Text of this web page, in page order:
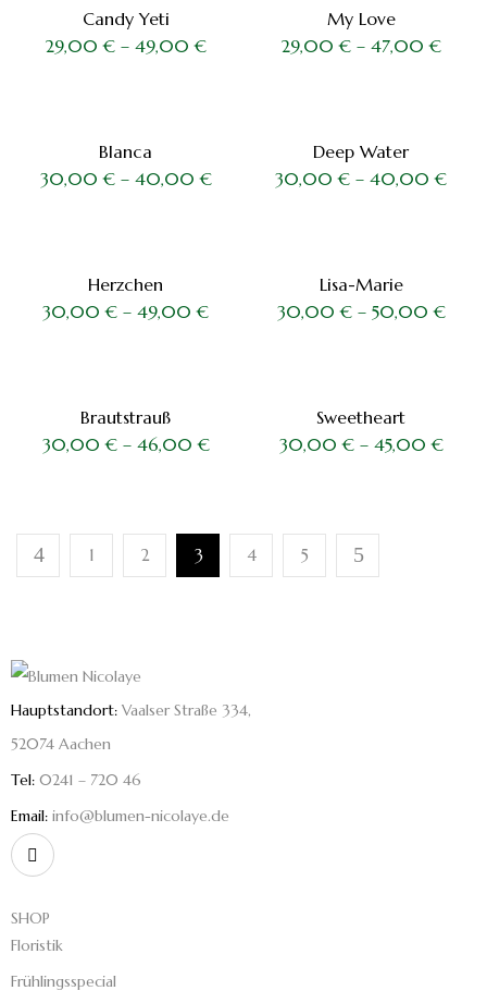
Candy Yeti
29,00€ –49,00€
My Love
29,00€ –47,00€
Blanca
30,00€– 40,00€
Deep Water
30,00€ –40,00€
Herzchen
30,00€ –49,00€
Lisa-Marie
30,00€– 50,00€
Brautstrauß
30,00€– 46,00€
Sweetheart
30,00€– 45,00€
1 2 3 4 5
Hauptstandort: Vaalser Straße 334,
52074 Aachen
Tel: 0241 – 720 46
Email: info@blumen-nicolaye.de
SHOP
Floristik
Frühlingsspecial